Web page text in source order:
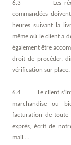
6.3 Les
commandées
heures suivant la
même où le client a
également être
droit de procéder,
vérification sur place.
6.4 Le client
marchandise ou
facturation de toute
exprès, écrit de
mail….